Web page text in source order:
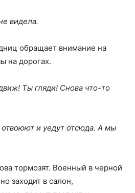
видела.
обращает внимание на
на дорогах.
Ты гляди! Снова что-то
и уедут отсюда. А мы
тормозят. Военный в черной
заходит в салон,